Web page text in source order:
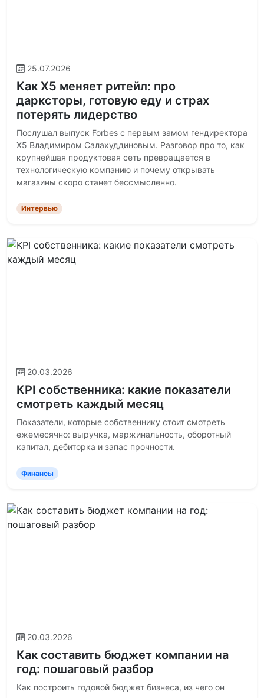
25.07.2026
Как X5 меняет ритейл: про
дарксторы, готовую еду и страх
потерять лидерство
Послушал выпуск Forbes с первым замом гендиректора
X5 Владимиром Салахуддиновым. Разговор про то, как
крупнейшая продуктовая сеть превращается в
технологическую компанию и почему открывать
магазины скоро станет бессмысленно.
Интервью
20.03.2026
KPI собственника: какие показатели
смотреть каждый месяц
Показатели, которые собственнику стоит смотреть
ежемесячно: выручка, маржинальность, оборотный
капитал, дебиторка и запас прочности.
Финансы
20.03.2026
Как составить бюджет компании на
год: пошаговый разбор
Как построить годовой бюджет бизнеса, из чего он